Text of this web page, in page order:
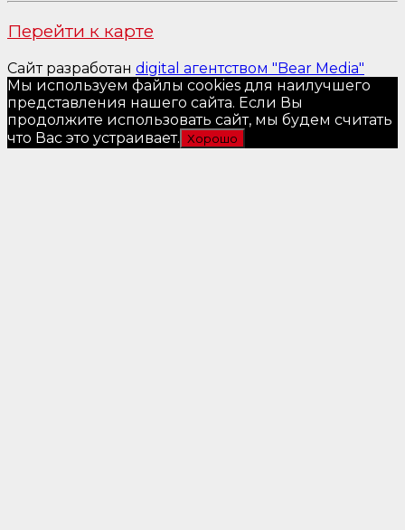
Перейти к карте
Сайт разработан digital агентством "Bear Media"
Мы используем файлы cookies для наилучшего
представления нашего сайта. Если Вы
продолжите использовать сайт, мы будем считать
что Вас это устраивает. Хорошо